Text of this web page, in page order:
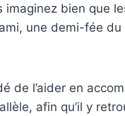
imaginez bien que
une demi-fée
de l’aider en
afin qu’il y